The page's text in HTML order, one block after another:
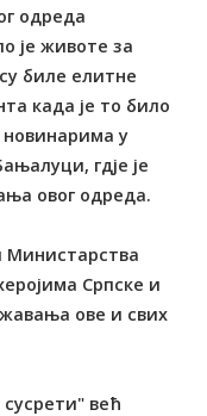
одреда
је животе за
биле елитне
када је то било
новинарима у
гдје је
овог одреда.
Министарства
Српске и
ове и свих
сусрети" већ